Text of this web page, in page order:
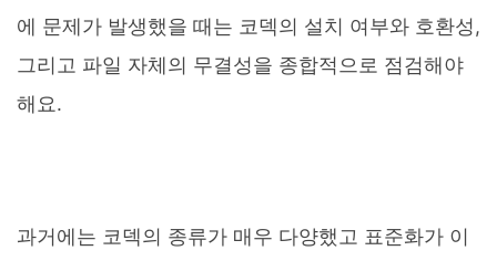
에 문제가 발생했을 때는 코덱의 설치 여부와 호환성,
그리고 파일 자체의 무결성을 종합적으로 점검해야
해요.
과거에는 코덱의 종류가 매우 다양했고 표준화가 이